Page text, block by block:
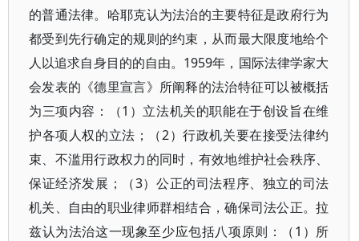
的普通法律。哈耶克认为法治的主要特征是政府行为
都受到先行确定的规则的约束，从而最大限度地给个
人以追求自身目的的自由。1959年，国际法律学家大
会发表的《德里宣言》所阐释的法治特征可以被概括
为三项内容：（1）立法机关的职能在于创设旨在维
护各项人权的立法；（2）行政机关要在接受法律约
束、不滥用行政权力的同时，有效地维护社会秩序、
保证经济发展；（3）公正的司法程序、独立的司法
机关、自由的职业律师群相结合，确保司法公正。拉
兹认为法治这一现象至少应包括八项原则：（1）所